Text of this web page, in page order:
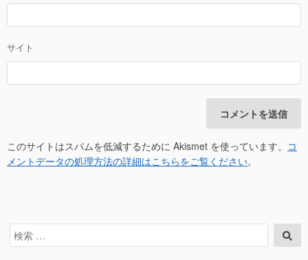
サイト
このサイトはスパムを低減するために Akismet を使っています。 コ
メントデータの処理方法の詳細はこちらをご覧ください。
検
索
索